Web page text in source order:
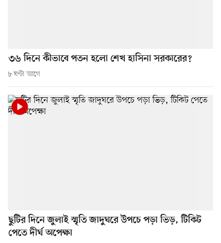
৩৬ দিনে কীভাবে পতন হলো শেখ হাসিনা সরকারের?
৮ ঘণ্টা আগে
ছুটির দিনে জুলাই স্মৃতি জাদুঘরে উপচে পড়া ভিড়, টিকিট
পেতে দীর্ঘ অপেক্ষা